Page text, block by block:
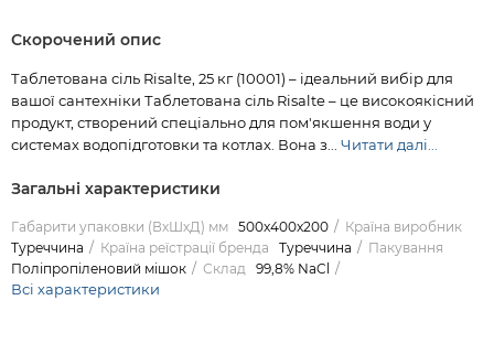
Скорочений опис
Таблетована сіль Risalte, 25 кг (10001) – ідеальний вибір для
вашої сантехніки Таблетована сіль Risalte – це високоякісний
продукт, створений спеціально для пом'якшення води у
системах водопідготовки та котлах. Вона з... Читати далі...
Загальні характеристики
Габарити упаковки (ВхШхД) мм 500x400x200
Країна виробник
Туреччина
Країна реїстрації бренда Туреччина
Пакування
Поліпропіленовий мішок
Склад 99,8% NaCl
Всі характеристики